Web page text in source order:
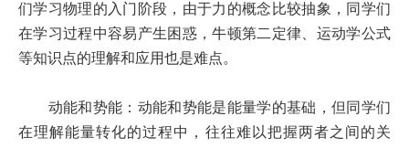
们学习物理的入门阶段，由于力的概念比较抽象，同学们
在学习过程中容易产生困惑，牛顿第二定律、运动学公式
等知识点的理解和应用也是难点。
动能和势能：动能和势能是能量学的基础，但同学们
在理解能量转化的过程中，往往难以把握两者之间的关